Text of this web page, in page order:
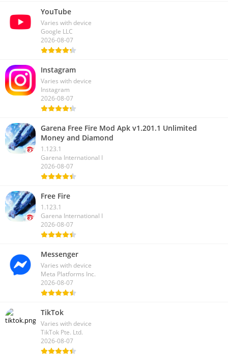
YouTube
Varies with device
Google LLC
2026-08-07
Instagram
Varies with device
Instagram
2026-08-07
Garena Free Fire Mod Apk v1.201.1 Unlimited
Money and Diamond
1.123.1
Garena International I
2026-08-07
Free Fire
1.123.1
Garena International I
2026-08-07
Messenger
Varies with device
Meta Platforms Inc.
2026-08-07
TikTok
Varies with device
TikTok Pte. Ltd.
2026-08-07